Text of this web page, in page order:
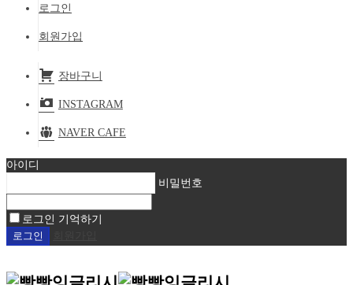
로그인
회원가입
장바구니
INSTAGRAM
NAVER CAFE
아이디
비밀번호
로그인 기억하기